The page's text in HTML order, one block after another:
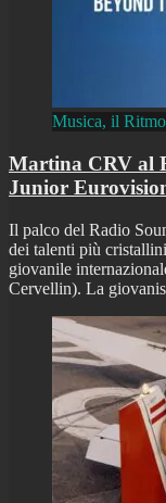
Musica, il
Martina CRV al
Junior
Il palco del Radio
dei talenti più
giovanile
Cervellin). La